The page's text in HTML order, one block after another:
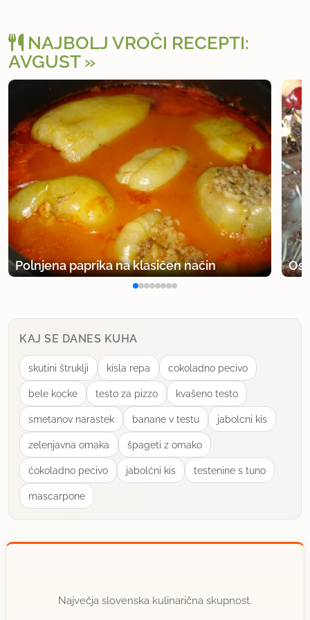
NAJBOLJ VROČI RECEPTI:
AVGUST
Polnjena paprika na klasičen način
KAJ SE DANES KUHA
skutini štruklji kisla repa cokoladno pecivo
bele kocke testo za pizzo kvašeno testo
smetanov narastek banane v testu jabolcni kis
zelenjavna omaka špageti z omako
ćokoladno pecivo jabolćni kis testenine s tuno
mascarpone
Največja slovenska kulinarična skupnost.